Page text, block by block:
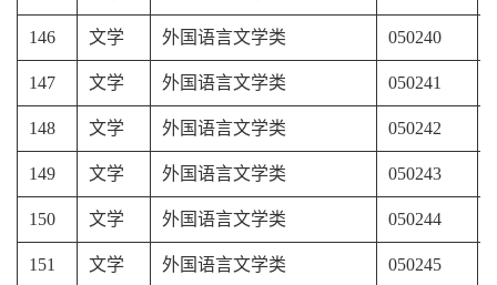
146 文学 外国语言文学类 050240
147 文学 外国语言文学类 050241
148 文学 外国语言文学类 050242
149 文学 外国语言文学类 050243
150 文学 外国语言文学类 050244
151 文学 外国语言文学类 050245